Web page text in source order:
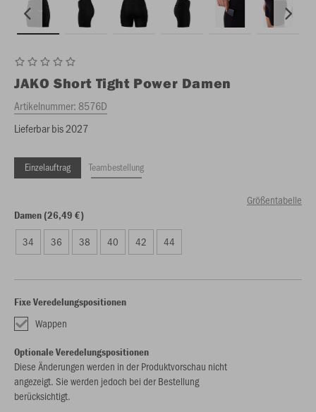
JAKO Short Tight Power Damen
Artikelnummer:8576D
Lieferbar bis 2027
Einzelauftrag Teambestellung
Größentabelle
Damen (26,49 €)
34 36 38 40 42 44
Fixe Veredelungspositionen
Wappen
Optionale Veredelungspositionen
Diese Änderungen werden in der Produktvorschau nicht
angezeigt. Sie werden jedoch bei der Bestellung
berücksichtigt.